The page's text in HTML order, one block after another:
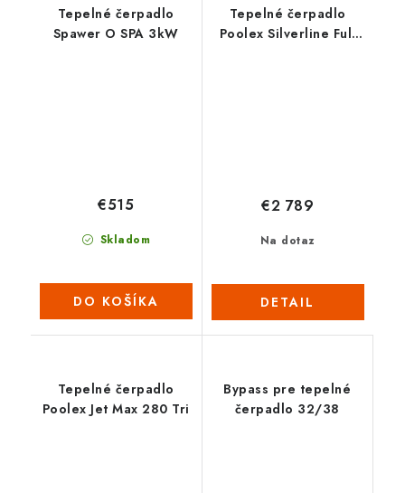
Tepelné čerpadlo
Spawer O SPA 3kW
Skladom
€515
DO KOŠÍKA
Tepelné čerpadlo
Poolex Silverline Full
Na dotaz
€2 789
DETAIL
Tepelné čerpadlo
Poolex Jet Max 280 Tri
Bypass pre tepelné
čerpadlo 32/38